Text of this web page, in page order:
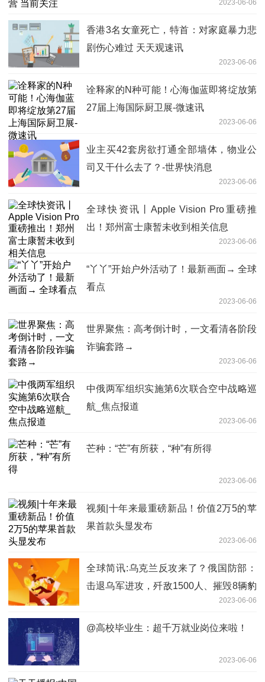
2023-06-06
香港3名女童死亡，特首：对家庭暴力悲
剧伤心难过 天天观速讯
2023-06-06
诠释家的N种可能！心海伽蓝即将绽放第
27届上海国际厨卫展-微速讯
2023-06-06
业主买42套房欲打通全部墙体，物业公
司又干什么去了？-世界快消息
2023-06-06
全球快资讯丨Apple Vision Pro重磅推
出！郑州富士康暂未收到相关信息
2023-06-06
“丫丫”开始户外活动了！最新画面→ 全球
看点
2023-06-06
世界聚焦：高考倒计时，一文看清各阶段
诈骗套路→
2023-06-06
中俄两军组织实施第6次联合空中战略巡
航_焦点报道
2023-06-06
芒种：“芒”有所获，“种”有所得
2023-06-06
视频|十年来最重磅新品！价值2万5的苹
果首款头显发布
2023-06-06
全球简讯:乌克兰反攻来了？俄国防部：
击退乌军进攻，歼敌1500人、摧毁8辆豹
2023-06-06
@高校毕业生：超千万就业岗位来啦！
2023-06-06